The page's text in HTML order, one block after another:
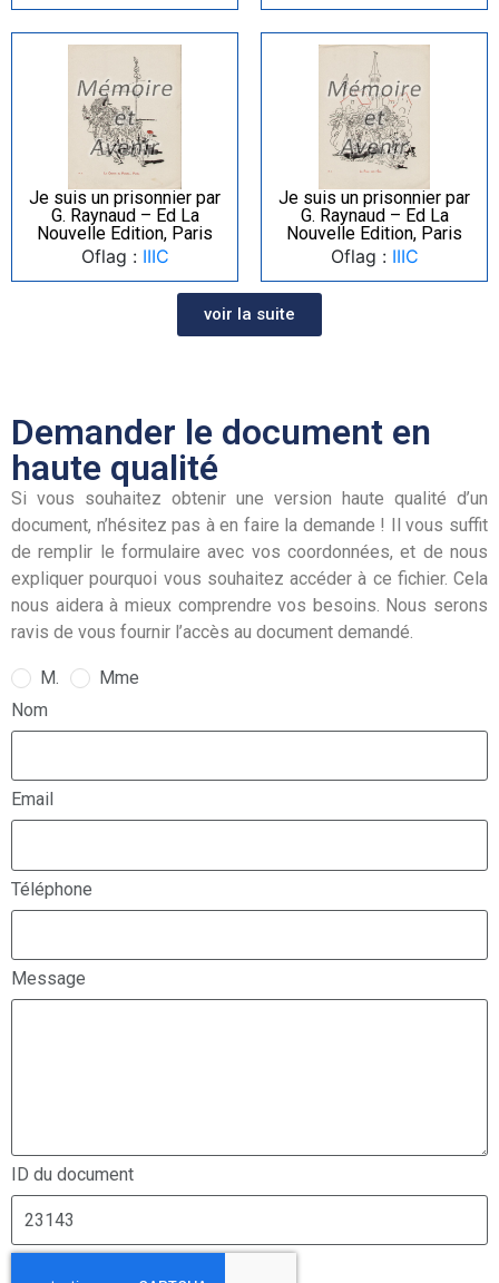
Je suis un prisonnier par
G. Raynaud – Ed La
Nouvelle Edition, Paris
Oflag : IIIC
Je suis un prisonnier par
G. Raynaud – Ed La
Nouvelle Edition, Paris
Oflag : IIIC
voir la suite
Demander le document en
haute qualité
Si vous souhaitez obtenir une version haute qualité d’un
document, n’hésitez pas à en faire la demande ! Il vous suffit
de remplir le formulaire avec vos coordonnées, et de nous
expliquer pourquoi vous souhaitez accéder à ce fichier. Cela
nous aidera à mieux comprendre vos besoins. Nous serons
ravis de vous fournir l’accès au document demandé.
M.
Mme
Nom
Email
Téléphone
Message
ID du document